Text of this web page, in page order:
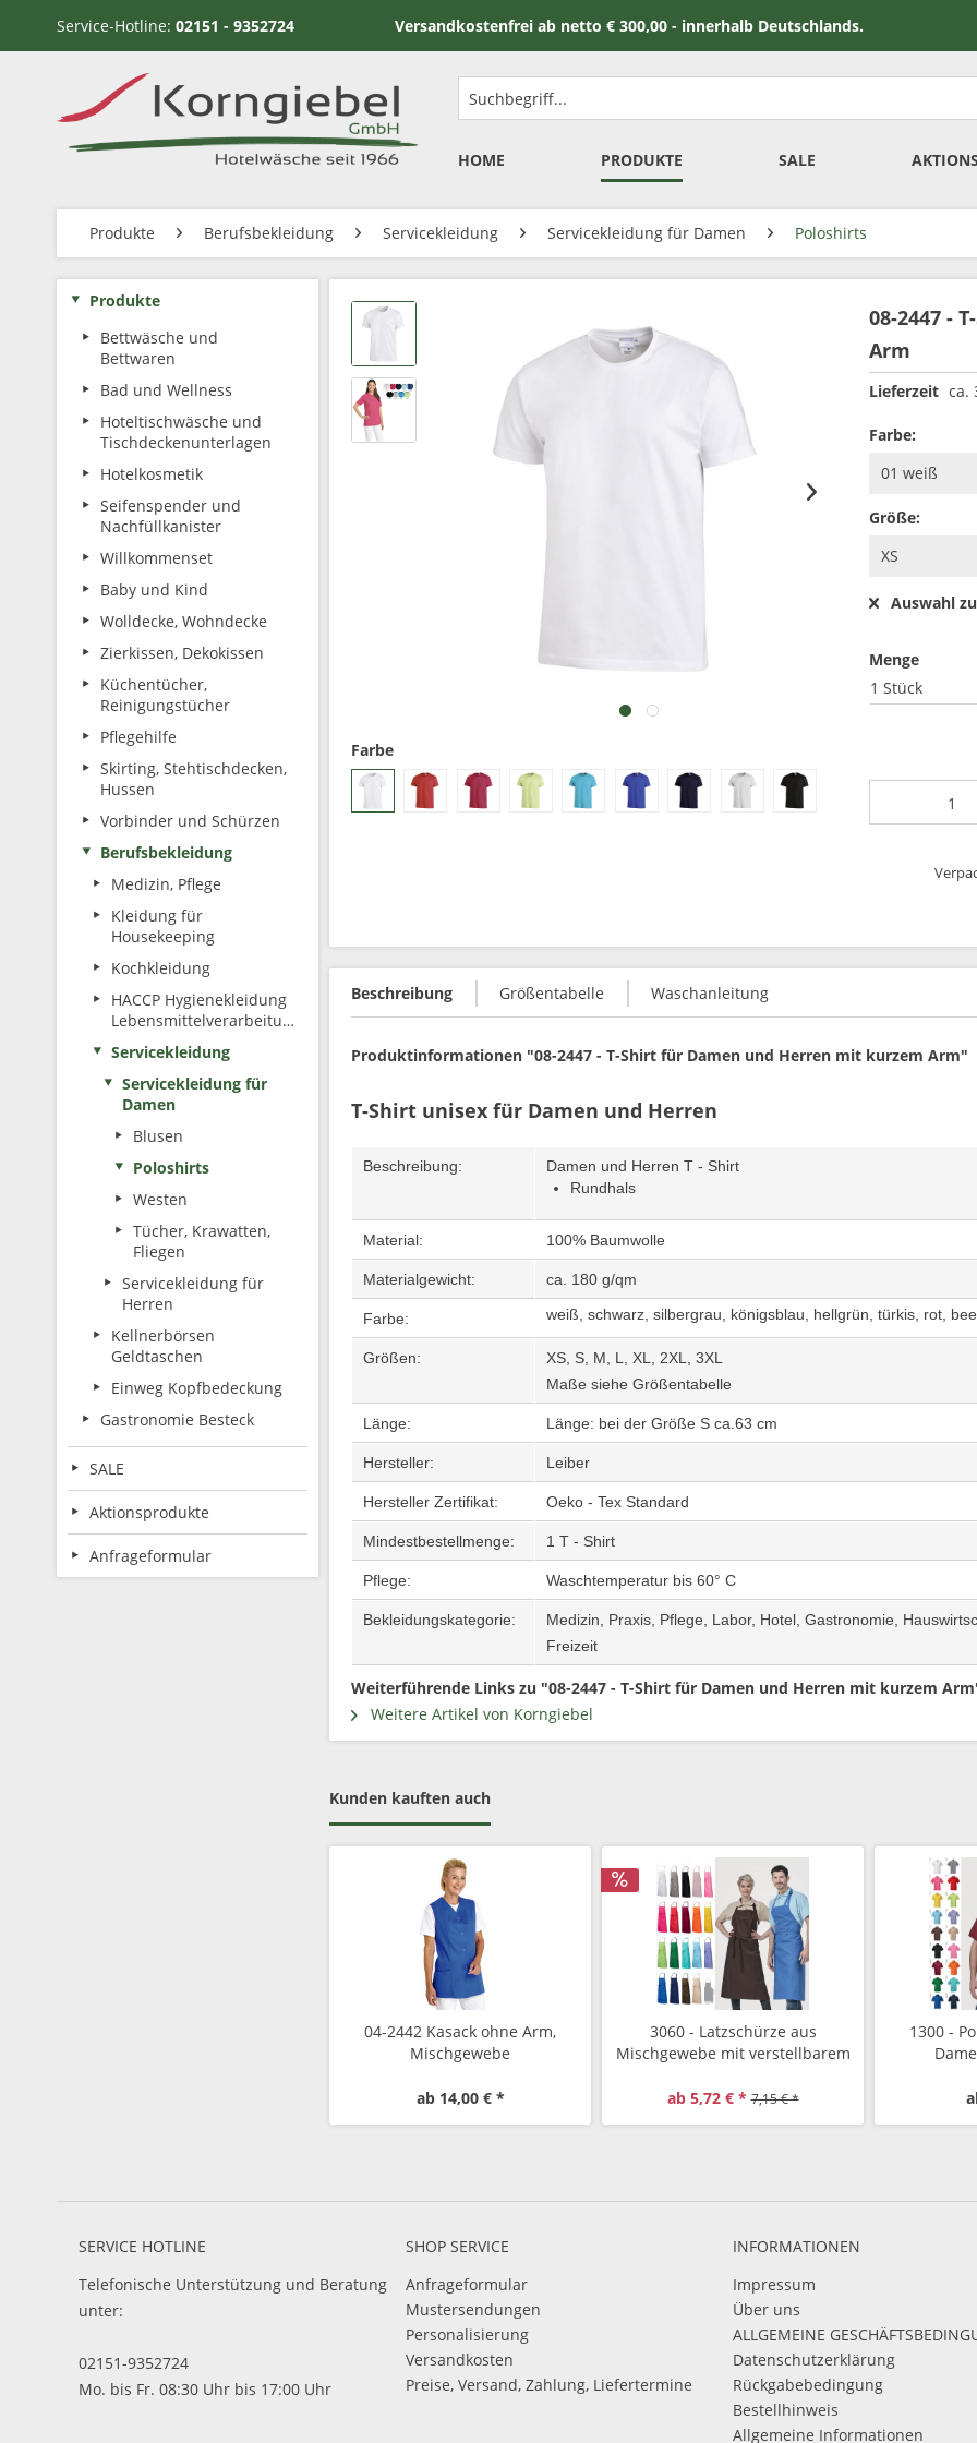
Service-Hotline: 02151 - 9352724 Versandkostenfrei ab netto € 300,00 - innerhalb Deutschlands.
HOME PRODUKTE SALE
Produkte Berufsbekleidung Servicekleidung Servicekleidung für Damen Poloshirts
Produkte
Bettwäsche und
Bettwaren
Bad und Wellness
Hoteltischwäsche und
Tischdeckenunterlagen
Hotelkosmetik
Seifenspender und
Nachfüllkanister
Willkommenset
Baby und Kind
Wolldecke, Wohndecke
Zierkissen, Dekokissen
Küchentücher,
Reinigungstücher
Pflegehilfe
Skirting, Stehtischdecken,
Hussen
Vorbinder und Schürzen
Berufsbekleidung
Medizin, Pflege
Kleidung für
Housekeeping
Kochkleidung
HACCP Hygienekleidung
Lebensmittelverarbeitung
Servicekleidung
Servicekleidung für
Damen
Blusen
Poloshirts
Westen
Tücher, Krawatten,
Fliegen
Servicekleidung für
Herren
Kellnerbörsen
Geldtaschen
Einweg Kopfbedeckung
Gastronomie Besteck
SALE
Aktionsprodukte
Anfrageformular
08-2447 -
Arm
Lieferzeit ca.
Farbe
Farbe:
Größe:
Auswahl
Menge
1 Stück
Beschreibung Größentabelle Waschanleitung
Produktinformationen "08-2447 - T-Shirt für Damen und Herren mit kurzem Arm"
T-Shirt unisex für Damen und Herren
Beschreibung:
Damen und Herren T - Shirt
Rundhals
Material: 100% Baumwolle
Materialgewicht: ca. 180 g/qm
Farbe: weiß, schwarz, silbergrau, königsblau, hellgrün, türkis, rot,
Größen:
XS, S, M, L, XL, 2XL, 3XL
Maße siehe Größentabelle
Länge: Länge: bei der Größe S ca.63 cm
Hersteller: Leiber
Hersteller Zertifikat: Oeko - Tex Standard
Mindestbestellmenge: 1 T - Shirt
Pflege: Waschtemperatur bis 60° C
Bekleidungskategorie:
Medizin, Praxis, Pflege, Labor, Hotel, Gastronomie,
Freizeit
Weiterführende Links zu "08-2447 - T-Shirt für Damen und Herren mit kurzem
Weitere Artikel von Korngiebel
Kunden kauften auch
04-2442 Kasack ohne Arm,
Mischgewebe
ab 14,00 € *
3060 - Latzschürze aus
Mischgewebe mit verstellbarem
ab 5,72 € * 7,15 € *
1300 -
SERVICE HOTLINE
Telefonische Unterstützung und Beratung
unter:
02151-9352724
Mo. bis Fr. 08:30 Uhr bis 17:00 Uhr
SHOP SERVICE
Anfrageformular
Mustersendungen
Personalisierung
Versandkosten
Preise, Versand, Zahlung, Liefertermine
INFORMATIONEN
Impressum
Über uns
ALLGEMEINE
Datenschutzerklärung
Rückgabebedingung
Bestellhinweis
Allgemeine Informationen